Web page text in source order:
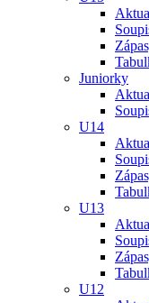
Juniorky
U14
U13
U12